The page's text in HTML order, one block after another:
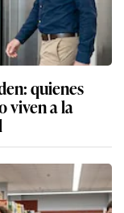
quienes
viven a la